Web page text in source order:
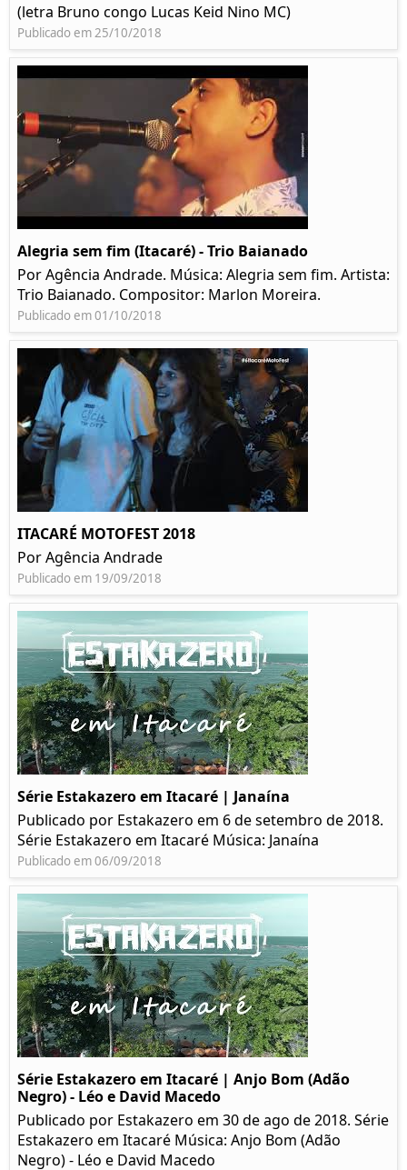
(letra Bruno congo Lucas Keid Nino MC)
Publicado em 25/10/2018
Alegria sem fim (Itacaré) - Trio Baianado
Por Agência Andrade. Música: Alegria sem fim. Artista:
Trio Baianado. Compositor: Marlon Moreira.
Publicado em 01/10/2018
ITACARÉ MOTOFEST 2018
Por Agência Andrade
Publicado em 19/09/2018
Série Estakazero em Itacaré | Janaína
Publicado por Estakazero em 6 de setembro de 2018.
Série Estakazero em Itacaré Música: Janaína
Publicado em 06/09/2018
Série Estakazero em Itacaré | Anjo Bom (Adão
Negro) - Léo e David Macedo
Publicado por Estakazero em 30 de ago de 2018. Série
Estakazero em Itacaré Música: Anjo Bom (Adão
Negro) - Léo e David Macedo